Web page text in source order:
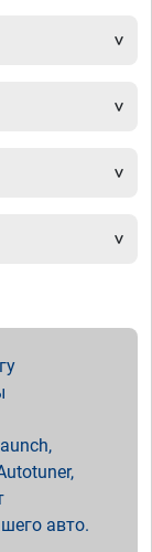
авто.